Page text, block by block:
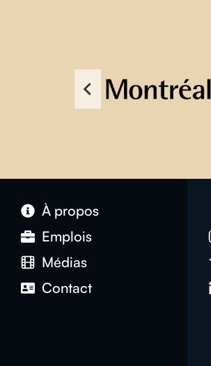
À propos
Emplois
Médias
Contact